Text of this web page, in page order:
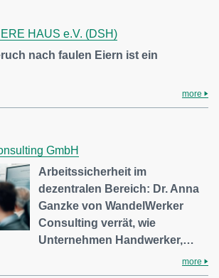
HAUS e.V. (DSH)
nach faulen Eiern ist ein
more
GmbH
Arbeitssicherheit im
dezentralen Bereich: Dr. Anna
Ganzke von WandelWerker
Consulting verrät, wie
Unternehmen Handwerker,…
more